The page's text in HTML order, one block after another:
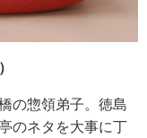
の惣領弟子。徳島
のネタを大事に丁